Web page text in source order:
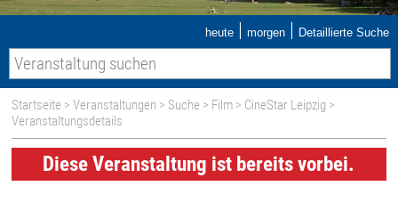
heute | morgen | Detaillierte Suche
Startseite >Veranstaltungen > Suche > Film > CineStar Leipzig >
Veranstaltungsdetails
Diese Veranstaltung ist bereits vorbei.